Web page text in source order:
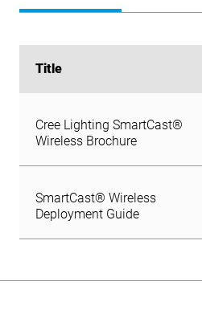
Title
Wireless Brochure
Deployment Guide
Title
Cree Lighting SmartCast®
Wireless Brochure
SmartCast® Wireless
Deployment Guide